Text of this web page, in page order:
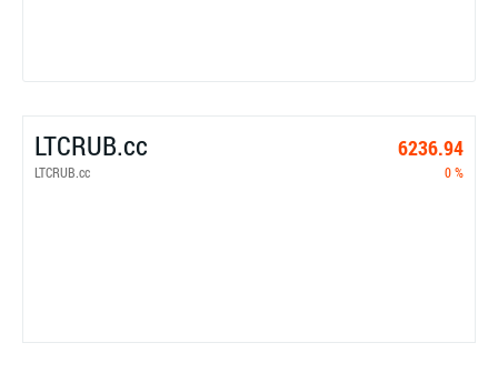
LTCRUB.cc 6236.94
LTCRUB.cc 0 %